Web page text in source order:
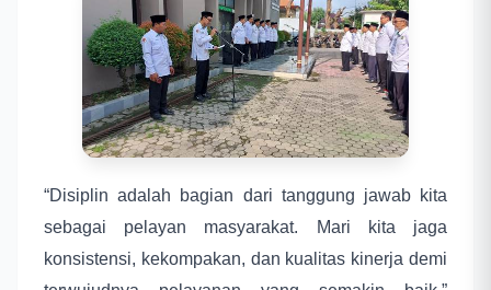
“Disiplin adalah bagian dari tanggung jawab kita
sebagai pelayan masyarakat. Mari kita jaga
konsistensi, kekompakan, dan kualitas kinerja demi